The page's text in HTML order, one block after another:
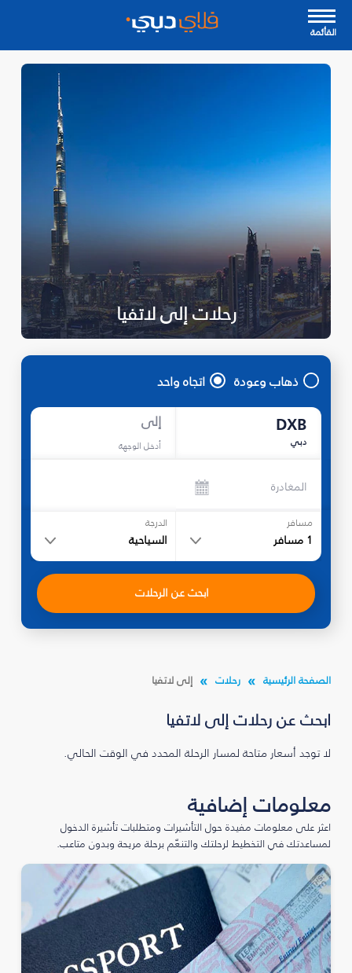
القأئمة
رحلات إلى لاتفيا
ذهاب وعودة اتجاه واحد
DXB
دبي
إلى
أدخل الوجهة
المغادرة
مسافر
1 مسافر
الدرجة
السياحية
ابحث عن الرحلات
الصفحة الرئيسية رحلات إلى لاتفيا
ابحث عن رحلات إلى لاتفيا
لا توجد أسعار متاحة لمسار الرحلة المحدد في الوقت الحالي.
معلومات إضافية
اعثر على معلومات مفيدة حول التأشيرات ومتطلبات تأشيرة الدخول
لمساعدتك في التخطيط لرحلتك والتنعّم برحلة مريحة وبدون متاعب.